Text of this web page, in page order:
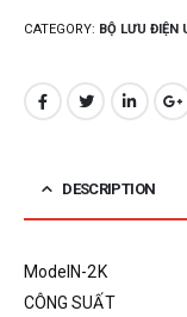
CATEGORY: BỘ LƯU ĐIỆN
DESCRIPTION
ModelN-2K
CÔNG SUẤT